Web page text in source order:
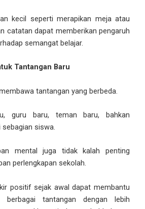
kecil seperti merapikan meja atau
catatan dapat memberikan pengaruh
semangat belajar.
Tantangan Baru
tantangan yang berbeda.
guru baru, teman baru, bahkan
sebagian siswa.
mental juga tidak kalah penting
perlengkapan sekolah.
positif sejak awal dapat membantu
berbagai tantangan dengan lebih